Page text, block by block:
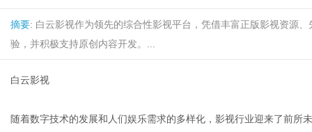
摘要: 白云影视作为领先的综合性影视平台，凭借丰富正版影视资源
验，并积极支持原创内容开发。...
白云影视
随着数字技术的发展和人们娱乐需求的多样化，影视行业迎来了前所